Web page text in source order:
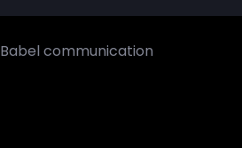
Babel communication